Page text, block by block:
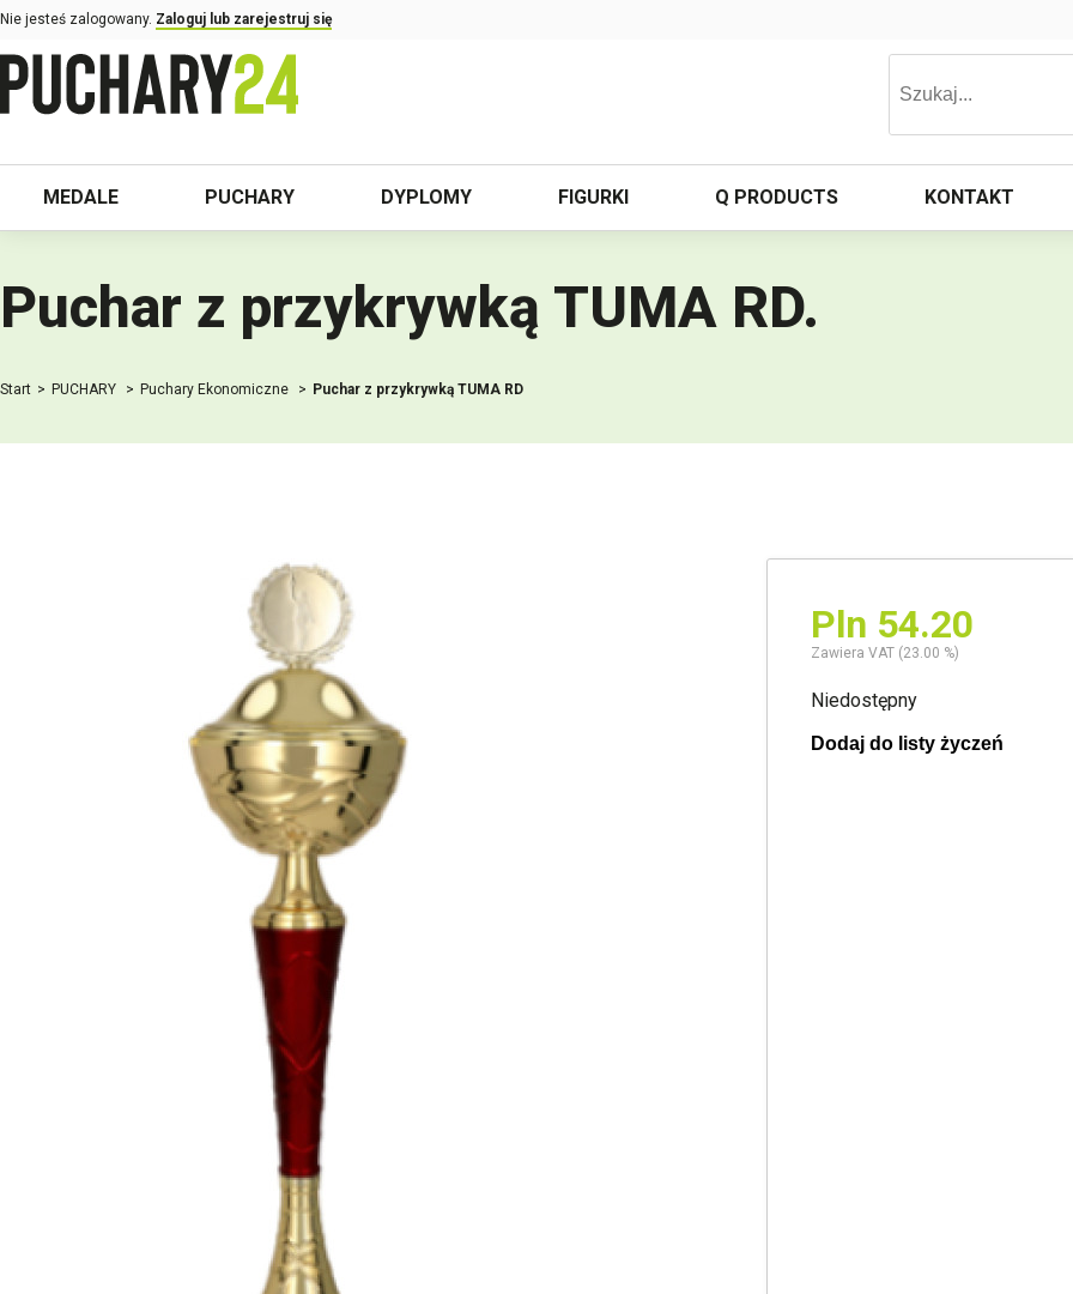
Nie jesteś zalogowany. Zaloguj lub zarejestruj się
MEDALE PUCHARY DYPLOMY FIGURKI Q PRODUCTS KONTAKT
Puchar z przykrywką TUMA RD.
Start PUCHARY Puchary Ekonomiczne Puchar z przykrywką TUMA RD
Pln 54.20
Zawiera VAT (23.00 %)
Niedostępny
Dodaj do listy życzeń